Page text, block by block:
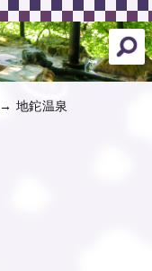
→ 地鉈温泉